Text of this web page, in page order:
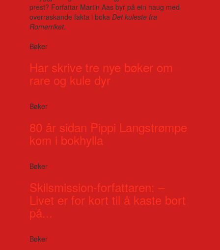
prest? Forfattar Martin Aas byr på ein haug med
overraskande fakta i boka Det kuleste fra
Romerriket.
Bøker
Har skrive tre nye bøker om
rare og kule dyr
Bøker
80 år sidan Pippi Langstrømpe
kom i bokhylla
Bøker
Skilsmission-forfattaren: –
Livet er for kort til å kaste bort
på...
Bøker